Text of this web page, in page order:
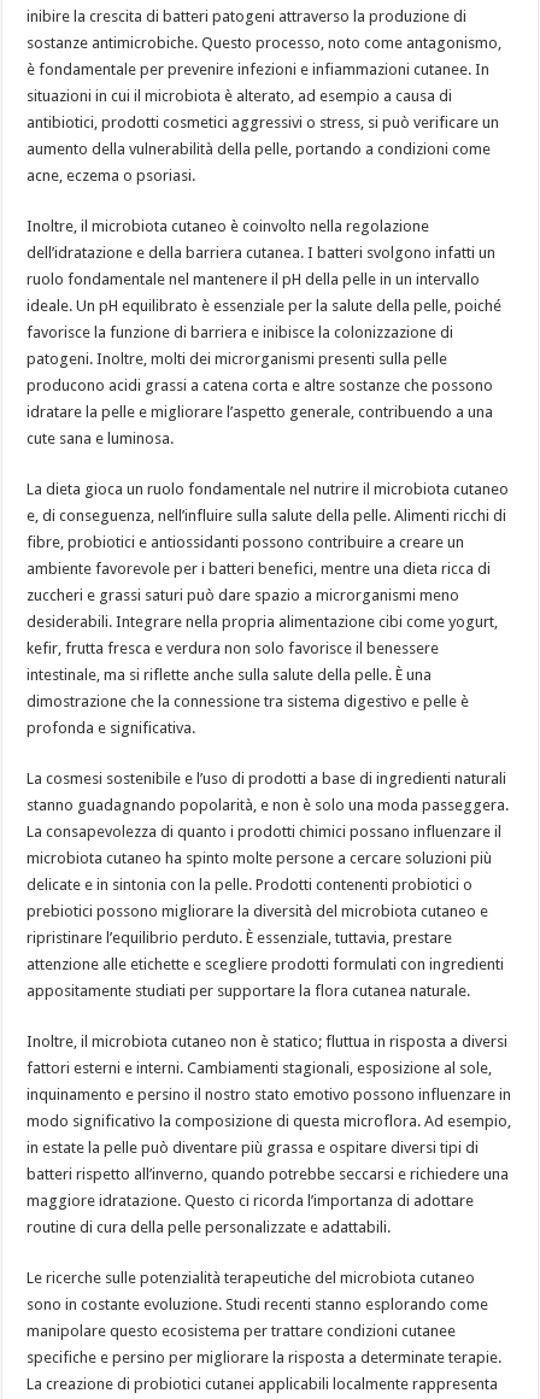
inibire la crescita di batteri patogeni attraverso la produzione di
sostanze antimicrobiche. Questo processo, noto come antagonismo,
è fondamentale per prevenire infezioni e infiammazioni cutanee. In
situazioni in cui il microbiota è alterato, ad esempio a causa di
antibiotici, prodotti cosmetici aggressivi o stress, si può verificare un
aumento della vulnerabilità della pelle, portando a condizioni come
acne, eczema o psoriasi.
Inoltre, il microbiota cutaneo è coinvolto nella regolazione
dell’idratazione e della barriera cutanea. I batteri svolgono infatti un
ruolo fondamentale nel mantenere il pH della pelle in un intervallo
ideale. Un pH equilibrato è essenziale per la salute della pelle, poiché
favorisce la funzione di barriera e inibisce la colonizzazione di
patogeni. Inoltre, molti dei microrganismi presenti sulla pelle
producono acidi grassi a catena corta e altre sostanze che possono
idratare la pelle e migliorare l’aspetto generale, contribuendo a una
cute sana e luminosa.
La dieta gioca un ruolo fondamentale nel nutrire il microbiota cutaneo
e, di conseguenza, nell’influire sulla salute della pelle. Alimenti ricchi di
fibre, probiotici e antiossidanti possono contribuire a creare un
ambiente favorevole per i batteri benefici, mentre una dieta ricca di
zuccheri e grassi saturi può dare spazio a microrganismi meno
desiderabili. Integrare nella propria alimentazione cibi come yogurt,
kefir, frutta fresca e verdura non solo favorisce il benessere
intestinale, ma si riflette anche sulla salute della pelle. È una
dimostrazione che la connessione tra sistema digestivo e pelle è
profonda e significativa.
La cosmesi sostenibile e l’uso di prodotti a base di ingredienti naturali
stanno guadagnando popolarità, e non è solo una moda passeggera.
La consapevolezza di quanto i prodotti chimici possano influenzare il
microbiota cutaneo ha spinto molte persone a cercare soluzioni più
delicate e in sintonia con la pelle. Prodotti contenenti probiotici o
prebiotici possono migliorare la diversità del microbiota cutaneo e
ripristinare l’equilibrio perduto. È essenziale, tuttavia, prestare
attenzione alle etichette e scegliere prodotti formulati con ingredienti
appositamente studiati per supportare la flora cutanea naturale.
Inoltre, il microbiota cutaneo non è statico; fluttua in risposta a diversi
fattori esterni e interni. Cambiamenti stagionali, esposizione al sole,
inquinamento e persino il nostro stato emotivo possono influenzare in
modo significativo la composizione di questa microflora. Ad esempio,
in estate la pelle può diventare più grassa e ospitare diversi tipi di
batteri rispetto all’inverno, quando potrebbe seccarsi e richiedere una
maggiore idratazione. Questo ci ricorda l’importanza di adottare
routine di cura della pelle personalizzate e adattabili.
Le ricerche sulle potenzialità terapeutiche del microbiota cutaneo
sono in costante evoluzione. Studi recenti stanno esplorando come
manipolare questo ecosistema per trattare condizioni cutanee
specifiche e persino per migliorare la risposta a determinate terapie.
La creazione di probiotici cutanei applicabili localmente rappresenta